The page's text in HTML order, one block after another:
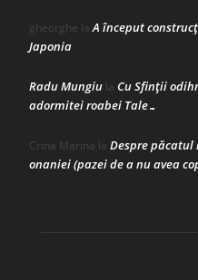
gheorghe laA început
Japonia
Radu Mungiu la Cu Sfinții
adormitei roabei Tale…
Crina Marina la Despre
onaniei (pazei de a nu avea